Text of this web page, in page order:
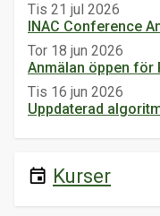
Tis 21 jul 2026
INAC Conference
Tor 18 jun 2026
Anmälan öppen för
Tis 16 jun 2026
Uppdaterad
event Kurser